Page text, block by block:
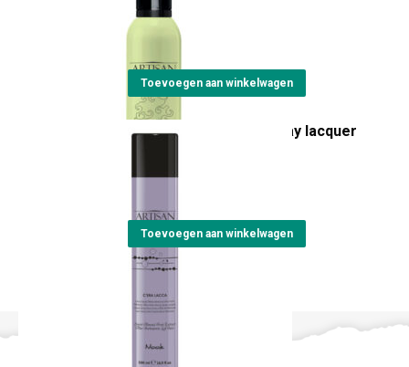
elasticizing mousse
€
Toevoegen aan winkelwagen
Artisan C'era lacca spray lacquer
Toevoegen aan winkelwagen